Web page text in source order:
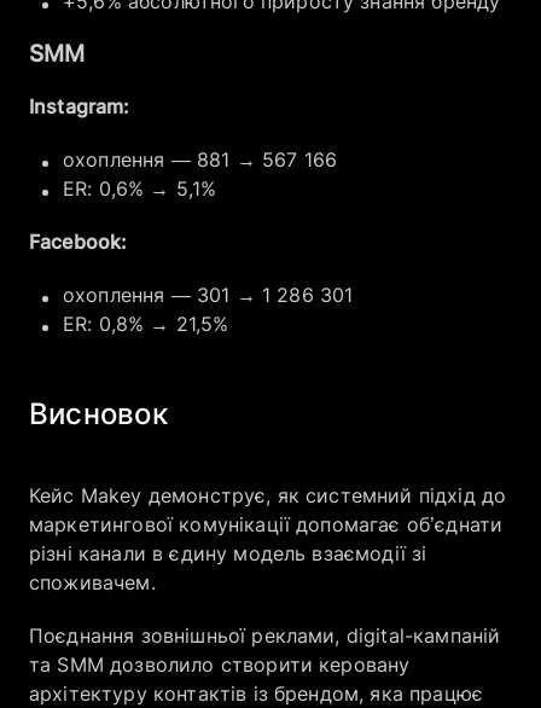
SMM
Instagram:
охоплення — 881 → 567 166
ER: 0,6% → 5,1%
Facebook:
охоплення — 301 → 1 286 301
ER: 0,8% → 21,5%
Висновок
Кейс Makey демонструє, як системний підхід до
маркетингової комунікації допомагає об’єднати
різні канали в єдину модель взаємодії зі
споживачем.
Поєднання зовнішньої реклами, digital-кампаній
та SMM дозволило створити керовану
архітектуру контактів із брендом, яка працює